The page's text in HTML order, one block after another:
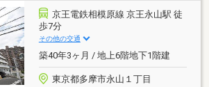
京王電鉄相模原線 京王永山駅 徒
歩7分
その他の交通
築40年3ヶ月 / 地上6階地下1階建
東京都多摩市永山１丁目